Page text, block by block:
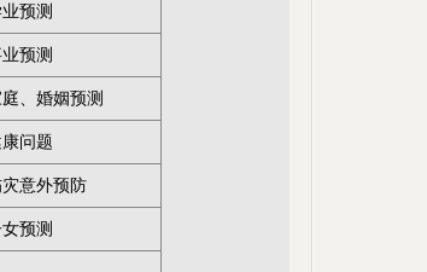
预测
预测
、婚姻预测
问题
意外预防
预测